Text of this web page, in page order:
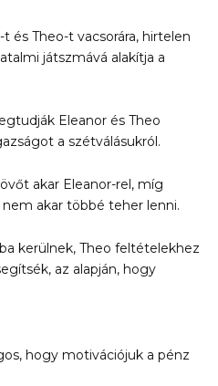
és Theo-t vacsorára, hirtelen
játszmává alakítja a
Eleanor és Theo
a szétválásukról.
akar Eleanor-rel, míg
akar többé teher lenni.
kerülnek, Theo feltételekhez
az alapján, hogy
hogy motivációjuk a pénz